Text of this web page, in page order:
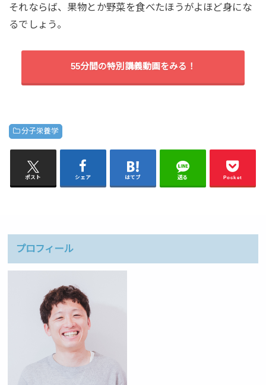
それならば、果物とか野菜を食べたほうがよほど身にな
るでしょう。
55分間の特別講義動画をみる！
分子栄養学
ポスト シェア はてブ 送る Pocket
プロフィール